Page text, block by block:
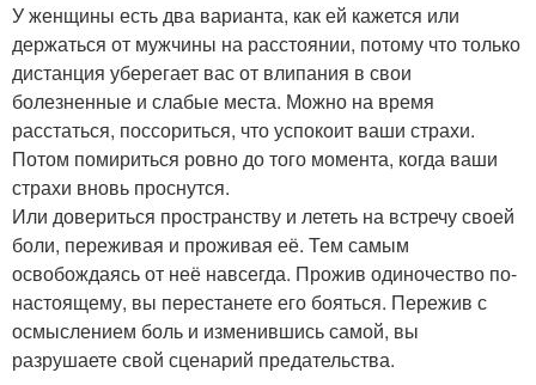
У женщины есть два варианта, как ей кажется или
держаться от мужчины на расстоянии, потому что только
дистанция уберегает вас от влипания в свои
болезненные и слабые места. Можно на время
расстаться, поссориться, что успокоит ваши страхи.
Потом помириться ровно до того момента, когда ваши
страхи вновь проснутся.
Или довериться пространству и лететь на встречу своей
боли, переживая и проживая её. Тем самым
освобождаясь от неё навсегда. Прожив одиночество по-
настоящему, вы перестанете его бояться. Пережив с
осмыслением боль и изменившись самой, вы
разрушаете свой сценарий предательства.